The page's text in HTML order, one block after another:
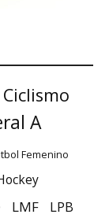
Ciclismo
A
Femenino
LMF LPB